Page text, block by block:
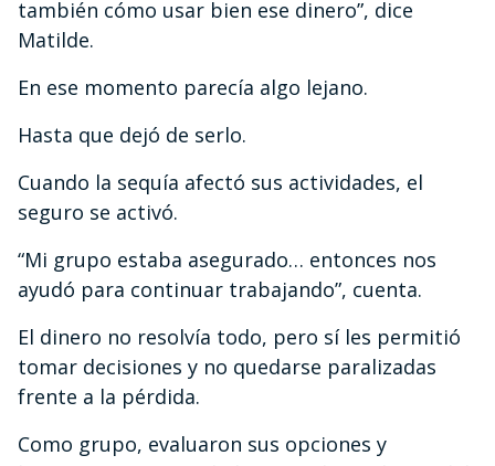
también cómo usar bien ese dinero”, dice
Matilde.
En ese momento parecía algo lejano.
Hasta que dejó de serlo.
Cuando la sequía afectó sus actividades, el
seguro se activó.
“Mi grupo estaba asegurado… entonces nos
ayudó para continuar trabajando”, cuenta.
El dinero no resolvía todo, pero sí les permitió
tomar decisiones y no quedarse paralizadas
frente a la pérdida.
Como grupo, evaluaron sus opciones y